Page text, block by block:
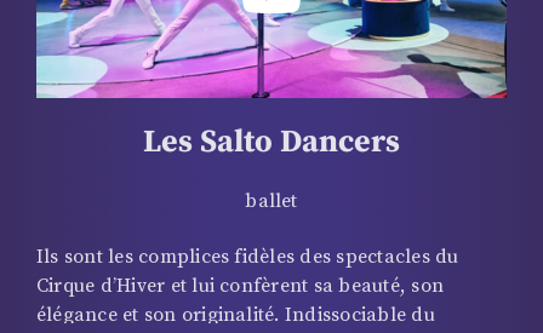
Les Salto Dancers
ballet
Ils sont les complices fidèles des spectacles du
Cirque d’Hiver et lui confèrent sa beauté, son
élégance et son originalité. Indissociable du